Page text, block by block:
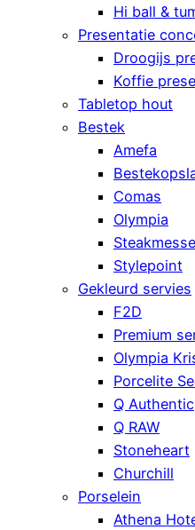
Hi ball &
Presentatie
Droogijs
Koffie
Tabletop hout
Bestek
Amefa
Comas
Olympia
Stylepoint
Gekleurd servies
F2D
Premium
Olympia
Porcelite
Q Authentic
Q RAW
Stoneheart
Churchill
Porselein
Athena